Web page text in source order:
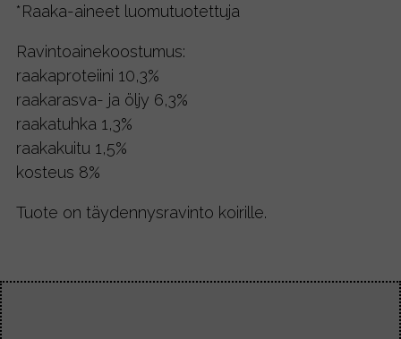
*Raaka-aineet luomutuotettuja
Ravintoainekoostumus:
raakaproteiini 10,3%
raakarasva- ja öljy 6,3%
raakatuhka 1,3%
raakakuitu 1,5%
kosteus 8%
Tuote on täydennysravinto koirille.